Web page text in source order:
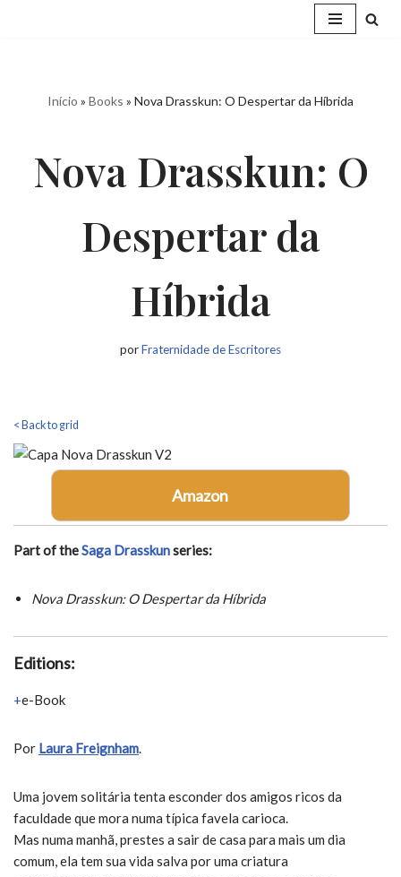
Início » Books » Nova Drasskun: O Despertar da Híbrida
Nova Drasskun: O
Despertar da
Híbrida
porFraternidade de Escritores
< Back to grid
Amazon
Part of theSaga Drasskunseries:
Nova Drasskun: O Despertar da Híbrida
Editions:
e-Book
Por Laura Freignham.
Uma jovem solitária tenta esconder dos amigos ricos da
faculdade que mora numa típica favela carioca.
Mas numa manhã, prestes a sair de casa para mais um dia
comum, ela tem sua vida salva por uma criatura